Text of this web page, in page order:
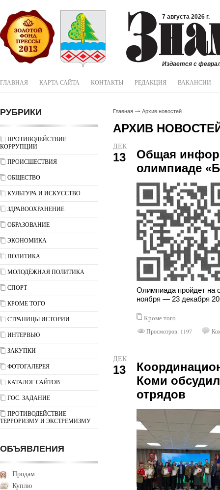
7 августа 2026 г.
Издается с
ГЛАВНАЯ КАРТА САЙТА КОНТАКТЫ РЕДАКЦИЯ ВАКАНСИИ
РУБРИКИ
ПРОТИВОДЕЙСТВИЕ
КОРРУПЦИИ
ПРОИСШЕСТВИЯ
ОБЩЕСТВО
КУЛЬТУРА И ИСКУССТВО
ЗДРАВООХРАНЕНИЕ
ОБРАЗОВАНИЕ
ЭКОНОМИКА
ПОЛИТИКА
МОЛОДЁЖНАЯ ПОЛИТИКА
СПОРТ
КРОМЕ ТОГО
СТРАНИЦЫ ИСТОРИИ
ИНТЕРВЬЮ
ЗАКУПКИ
ФОТОГАЛЕРЕЯ
КАТАЛОГ САЙТОВ
ГОС. ЗАДАНИЕ
ПРОТИВОДЕЙСТВИЕ
ТЕРРОРИЗМУ И ЭКСТРЕМИЗМУ
ОБЪЯВЛЕНИЯ
Продам
Куплю
Главная Архив новостей
АРХИВ
ДЕК
13
Общая
олимпиаде
Олимпиада пройдет на
ноября — 23 декабря
Кроме того
Просмотров: 1197
ДЕК
13
Коми
отрядов